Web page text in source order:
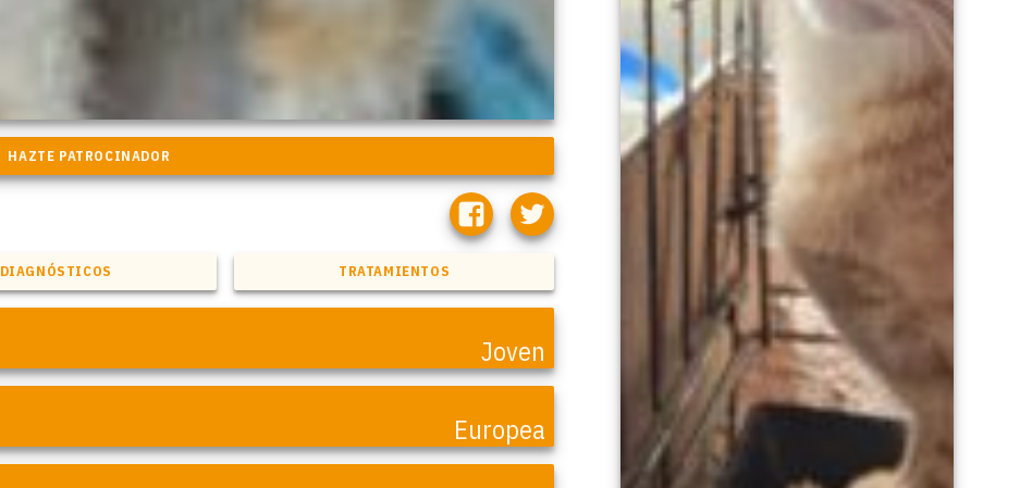
DIAGNÓSTICOS TRATAMIENTOS
Joven
Europea